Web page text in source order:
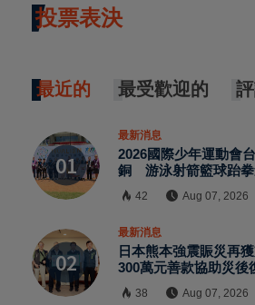
投票表決
最近的 最受歡迎的
最新消息
2026國際少年運動會
銅 游泳射箭籃球跆拳
42 Aug 07, 2026
最新消息
日本熊本強震賑災再
300萬元善款協助災後
38 Aug 07, 2026